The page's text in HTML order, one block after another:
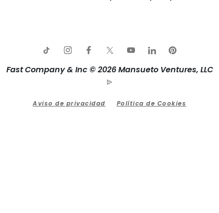
Fast Company & Inc © 2026 Mansueto Ventures, LLC
Aviso de privacidad Política de Cookies